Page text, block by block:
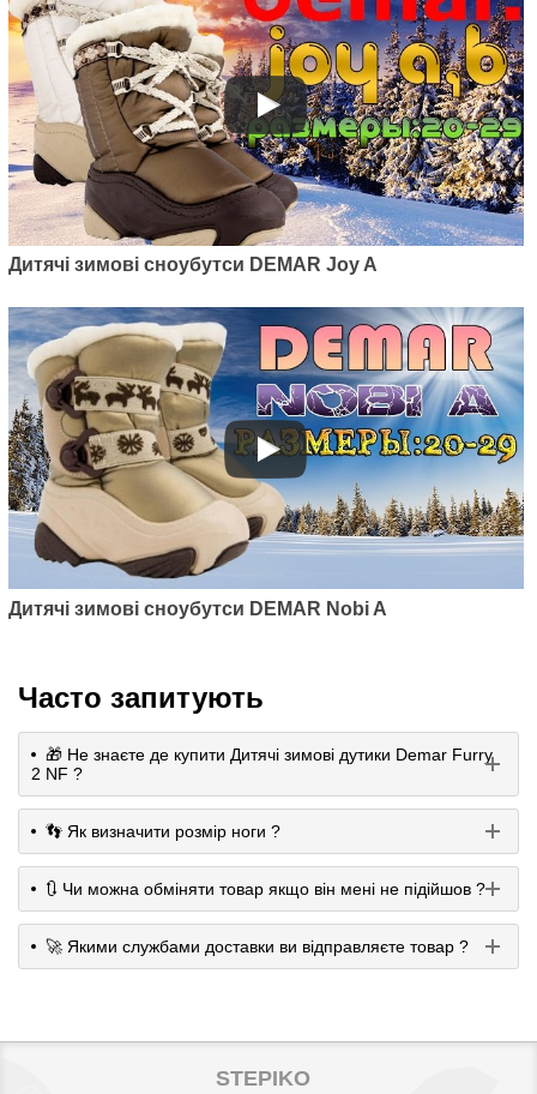
Дитячі зимові сноубутси DEMAR Joy A
Дитячі зимові сноубутси DEMAR Nobi A
Часто запитують
🎁 Не знаєте де купити Дитячі зимові дутики Demar Furry
2 NF ?
👣 Як визначити розмір ноги ?
🔃 Чи можна обміняти товар якщо він мені не підійшов ?
🚀 Якими службами доставки ви відправляєте товар ?
STEPIKO